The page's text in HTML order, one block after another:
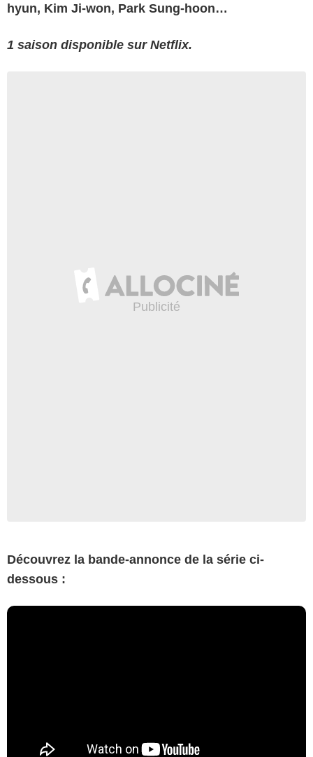
hyun, Kim Ji-won, Park Sung-hoon…
1 saison disponible sur Netflix.
Découvrez la bande-annonce de la série ci-
dessous :